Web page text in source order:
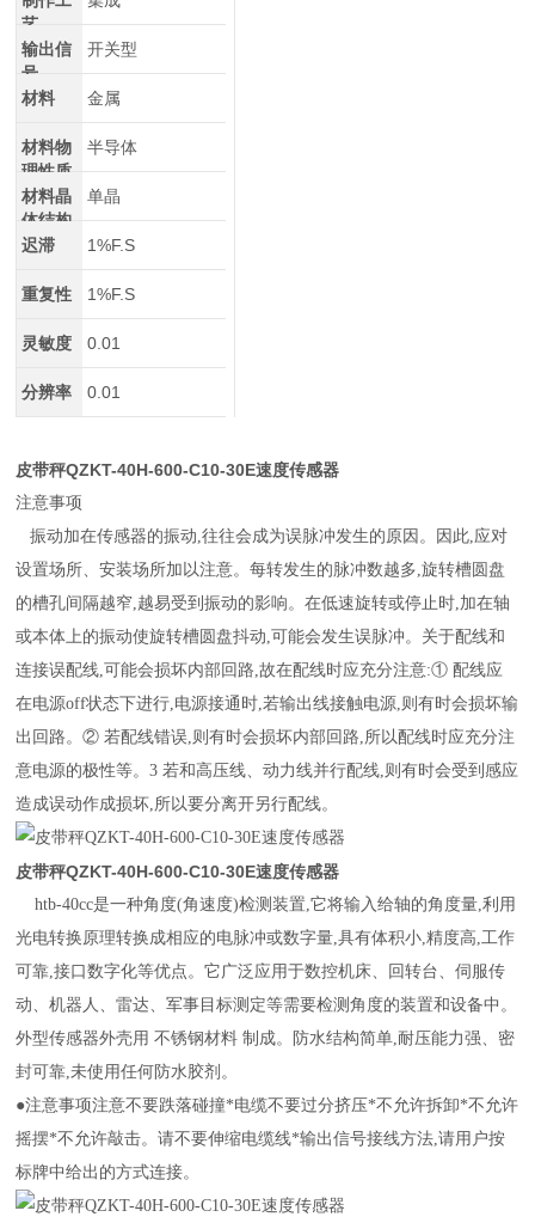
艺
输出信
号
开关型
材料 金属
材料物
理性质
半导体
材料晶
体结构
单晶
迟滞 1%F.S
重复性 1%F.S
灵敏度 0.01
分辨率 0.01
皮带秤QZKT-40H-600-C10-30E速度传感器
注意事项
振动加在传感器的振动,往往会成为误脉冲发生的原因。因此,应对
设置场所、安装场所加以注意。每转发生的脉冲数越多,旋转槽圆盘
的槽孔间隔越窄,越易受到振动的影响。在低速旋转或停止时,加在轴
或本体上的振动使旋转槽圆盘抖动,可能会发生误脉冲。关于配线和
连接误配线,可能会损坏内部回路,故在配线时应充分注意:① 配线应
在电源off状态下进行,电源接通时,若输出线接触电源,则有时会损坏输
出回路。② 若配线错误,则有时会损坏内部回路,所以配线时应充分注
意电源的极性等。3 若和高压线、动力线并行配线,则有时会受到感应
造成误动作成损坏,所以要分离开另行配线。
皮带秤QZKT-40H-600-C10-30E速度传感器
htb-40cc是一种角度(角速度)检测装置,它将输入给轴的角度量,利用
光电转换原理转换成相应的电脉冲或数字量,具有体积小,精度高,工作
可靠,接口数字化等优点。它广泛应用于数控机床、回转台、伺服传
动、机器人、雷达、军事目标测定等需要检测角度的装置和设备中。
外型传感器外壳用 不锈钢材料 制成。防水结构简单,耐压能力强、密
封可靠,未使用任何防水胶剂。
●注意事项注意不要跌落碰撞*电缆不要过分挤压*不允许拆卸*不允许
摇摆*不允许敲击。请不要伸缩电缆线*输出信号接线方法,请用户按
标牌中给出的方式连接。